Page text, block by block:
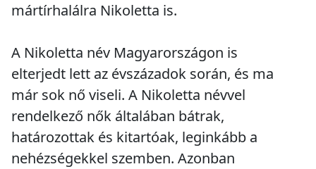
mártírhalálra Nikoletta is.
A Nikoletta név Magyarországon is
elterjedt lett az évszázadok során, és ma
már sok nő viseli. A Nikoletta névvel
rendelkező nők általában bátrak,
határozottak és kitartóak, leginkább a
nehézségekkel szemben. Azonban